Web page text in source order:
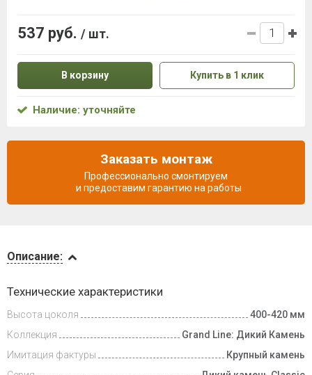
Доставка
и оплата
Описание:
Технические характеристики
Высота цоколя
400-420 мм
Коллекция
Grand Line: Дикий Камень
Имитация фактуры
Крупный камень
537 руб. / шт.
В корзину Купить в 1 клик
Наличие: уточняйте
Заказать монтаж
Профессионально смонтируем
и предоставим гарантию на работы